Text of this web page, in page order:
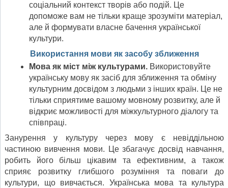
соціальний контекст творів або подій. Це
допоможе вам не тільки краще зрозуміти матеріал,
але й формувати власне бачення української
культури.
Використання мови як засобу зближення
Мова як міст між культурами. Використовуйте
українську мову як засіб для зближення та обміну
культурним досвідом з людьми з інших країн. Це не
тільки сприятиме вашому мовному розвитку, але й
відкриє можливості для міжкультурного діалогу та
співпраці.
Занурення у культуру через мову є невіддільною
частиною вивчення мови. Це збагачує досвід навчання,
робить його більш цікавим та ефективним, а також
сприяє розвитку глибшого розуміння та поваги до
культури, що вивчається. Українська мова та культура